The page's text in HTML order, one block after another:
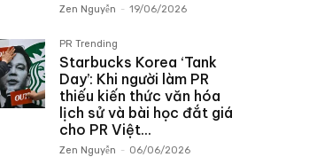
Zen Nguyễn - 19/06/2026
PR Trending
Starbucks Korea ‘Tank
Day’: Khi người làm PR
thiếu kiến thức văn hóa
lịch sử và bài học đắt giá
cho PR Việt...
Zen Nguyễn - 06/06/2026